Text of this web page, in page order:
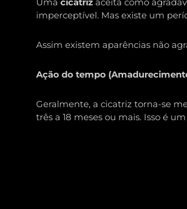
Uma cicatrizaceita como
imperceptível. Mas existe um
Assim existem aparências não
Ação do tempo
Geralmente, a cicatriz torna-se
três a 18 meses ou mais. Isso é